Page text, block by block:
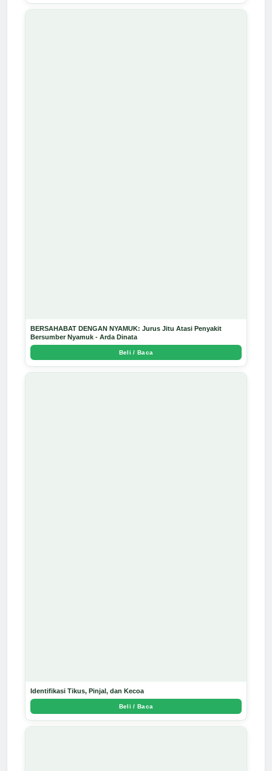
BERSAHABAT DENGAN NYAMUK: Jurus Jitu Atasi Penyakit
Bersumber Nyamuk - Arda Dinata
Beli / Baca
Identifikasi Tikus, Pinjal, dan Kecoa
Beli / Baca